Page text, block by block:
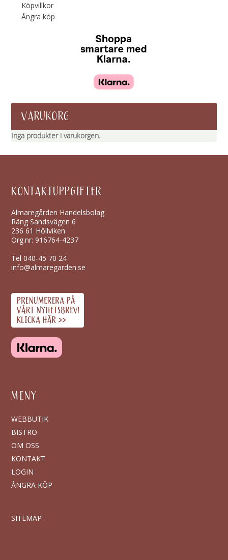
Köpvillkor
Ångra köp
VARUKORG
Inga produkter i varukorgen.
KONTAKTUPPGIFTER
Almaregården Handelsbolag
Räng Sandsvägen 6
236 61 Höllviken
Org.nr: 916764-4237
Tel040-45 70 24
info@almaregarden.se
MENY
WEBBUTIK
BISTRO
OM OSS
KONTAKT
LOGIN
ÅNGRA KÖP
SITEMAP